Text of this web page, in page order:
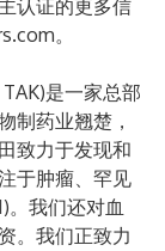
认证的更多信
。
)是一家总部
制药业翘楚，
致力于发现和
于肿瘤、罕见
。我们还对血
。我们正致力